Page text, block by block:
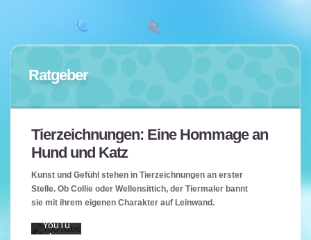
Ratgeber
Tierzeichnungen: Eine Hommage an
Hund und Katz
Kunst und Gefühl stehen in Tierzeichnungen an erster
Stelle. Ob Collie oder Wellensittich, der Tiermaler bannt
sie mit ihrem eigenen Charakter auf Leinwand.
Mit
Laden
Videos
akzept
ieren
Daten
schutz
erkläru
YouTu
be.